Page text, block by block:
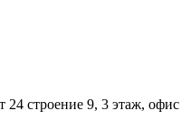
строение 9, 3 этаж, офис